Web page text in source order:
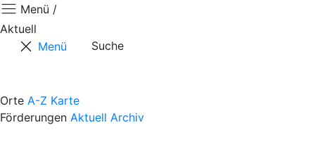
Menü /
Aktuell
Menü
Suche
Orte A-Z Karte
Förderungen Aktuell Archiv